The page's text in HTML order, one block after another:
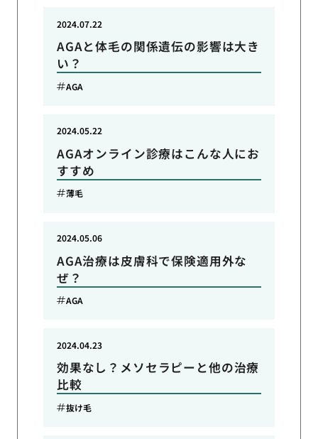
AGAと体毛の関係遺伝の影響は大き
い？
2024.07.22
AGA
AGAオンライン診療はこんな人にお
すすめ
2024.05.22
薄毛
AGA治療は皮膚科で保険適用外な
ぜ？
2024.05.06
AGA
効果なし？メソセラピーと他の治療
比較
2024.04.23
抜け毛